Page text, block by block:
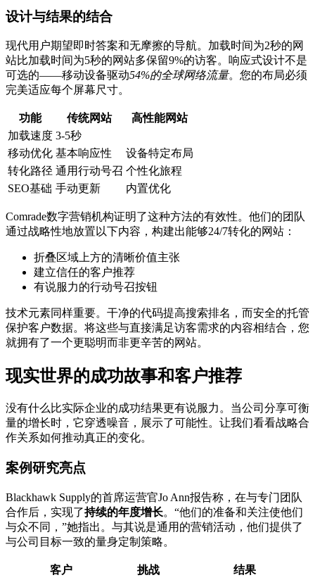
设计与结果的结合
现代用户期望即时答案和无摩擦的导航。加载时间为2秒的网
站比加载时间为5秒的网站多保留9%的访客。响应式设计不是
可选的——移动设备驱动54%的全球网络流量。您的布局必须
完美适应每个屏幕尺寸。
功能 传统网站
高性能网站
加载速度 3-5秒
移动优化 基本响应性
设备特定布局
转化路径 通用行动号召 个性化旅程
SEO基础 手动更新 内置优化
Comrade数字营销机构证明了这种方法的有效性。他们的团队
通过战略性地放置以下内容，构建出能够24/7转化的网站：
折叠区域上方的清晰价值主张
建立信任的客户推荐
有说服力的行动号召按钮
技术元素同样重要。干净的代码提高搜索排名，而安全的托管
保护客户数据。将这些与直接满足访客需求的内容相结合，您
就拥有了一个更聪明而非更辛苦的网站。
现实世界的成功故事和客户推荐
没有什么比实际企业的成功结果更有说服力。当公司分享可衡
量的增长时，它穿透噪音，展示了可能性。让我们看看战略合
作关系如何推动真正的变化。
案例研究亮点
Blackhawk Supply的首席运营官Jo Ann报告称，在与专门团队
合作后，实现了持续的年度增长。“他们的准备和关注使他们
与众不同，”她指出。与其说是通用的营销活动，他们提供了
与公司目标一致的量身定制策略。
客户 挑战 结果